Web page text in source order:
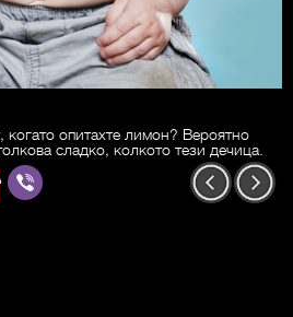
опитахте лимон? Вероятно
сладко, колкото тези дечица.